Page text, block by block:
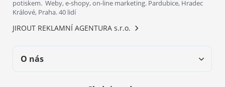
potiskem. Weby, e-shopy, on-line marketing. Pardubice, Hradec
Králové, Praha. 40 lidí
JIROUT REKLAMNÍ AGENTURA s.r.o.
O nás